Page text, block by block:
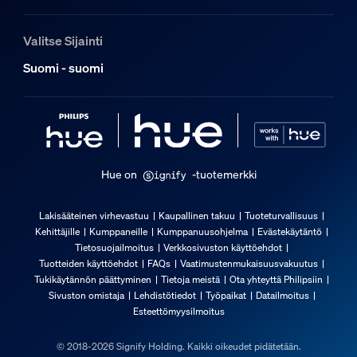
EAN/UPC – tuote
8719514448278
Nettopaino
1,82 kg
Korkeus
219 mm
Leveys
209 mm
Tuotekoodi (12NC)
929003521501
Tuotteen mitat ja paino
Valitse Sijainti
Suomi - suomi
Hue on -tuotemerkki
Lakisääteinen virhevastuu Kaupallinen takuu
Tuoteturvallisuus
Kehittäjille
Kumppaneille Kumppanuusohjelma
Evästekäytäntö
Tietosuojailmoitus
Verkkosivuston käyttöehdot
Tuotteiden käyttöehdot
FAQs
Vaatimustenmukaisuusvakuutus
Tukikäytännön päättyminen
Tietoja meistä
Ota yhteyttä Philipsiin
Sivuston omistaja
Lehdistötiedot Työpaikat
Datailmoitus
Esteettömyysilmoitus
© 2018-2026 Signify Holding. Kaikki oikeudet pidätetään.